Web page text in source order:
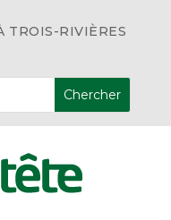
TROIS-RIVIÈRES